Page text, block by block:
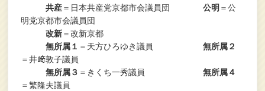
共産＝日本共産党京都市会議員団公明 ＝公
明党京都市会議員団
改新＝改新京都
無所属１ ＝天方ひろゆき議員無所属２
＝井﨑敦子議員
無所属３ ＝きくち一秀議員無所属４
＝繁隆夫議員